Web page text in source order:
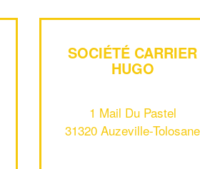
SOCIÉTÉ CARRIER
HUGO
1 Mail Du Pastel
31320 Auzeville-Tolosane